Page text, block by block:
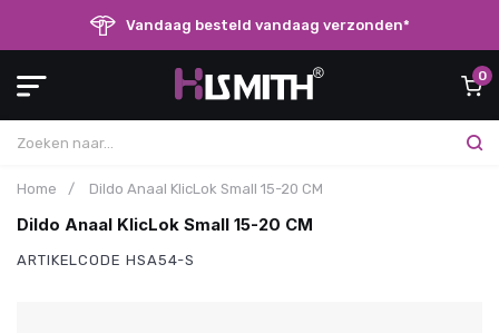
Vandaag besteld vandaag verzonden*
0
Home / Dildo Anaal KlicLok Small 15-20 CM
Dildo Anaal KlicLok Small 15-20 CM
ARTIKELCODE HSA54-S